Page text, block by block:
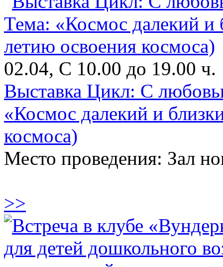
02.04, С 10.00 до 19.00 ч.
Выставка Цикл: С
«Космос далекий и
космоса)
Место проведения: Зал
>>